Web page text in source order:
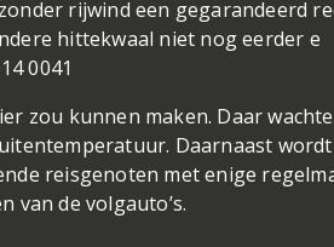
rijwind een gegarandeerd
hittekwaal niet nog eerder e
zou kunnen maken. Daar
Daarnaast
reisgenoten met enige
van de volgauto’s.